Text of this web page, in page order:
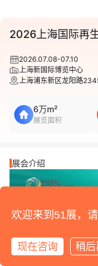
2026上海国际再
2026.07.08-07.10
上海新国际博览中心
上海浦东新区龙阳路
6万m²
展览面积
展会介绍
欢迎来到51展，
现在咨询 稍后